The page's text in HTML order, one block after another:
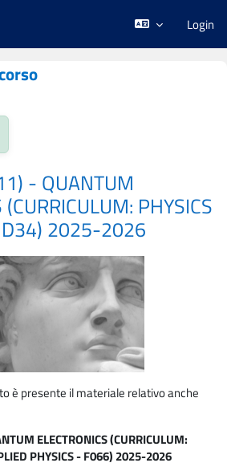
Login
- QUANTUM
(CURRICULUM: PHYSICS
D34) 2025-2026
è presente il materiale relativo anche
ELECTRONICS (CURRICULUM:
PHYSICS - F066) 2025-2026